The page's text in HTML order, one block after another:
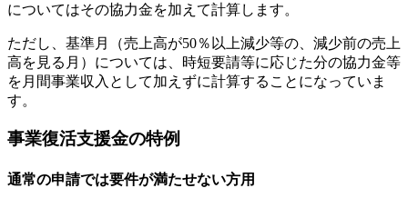
についてはその協力金を加えて計算します。
ただし、基準月（売上高が50％以上減少等の、減少前の売上
高を見る月）については、時短要請等に応じた分の協力金等
を月間事業収入として加えずに計算することになっていま
す。
事業復活支援金の特例
通常の申請では要件が満たせない方用